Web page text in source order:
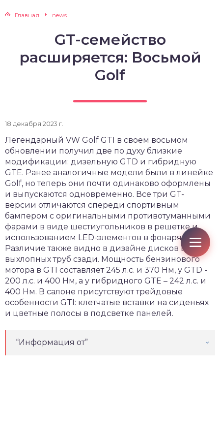
Главная news
GT-семейство
расширяется: Восьмой
Golf
18 декабря 2023 г.
Легендарный VW Golf GTI в своем восьмом
обновлении получил две по духу близкие
модификации: дизельную GTD и гибридную
GTE. Ранее аналогичные модели были в линейке
Golf, но теперь они почти одинаково оформлены
и выпускаются одновременно. Все три GT-
версии отличаются спереди спортивным
бампером с оригинальными противотуманными
фарами в виде шестиугольников в решетке и
использованием LED-элементов в фонарях.
Различие также видно в дизайне дисков и
выхлопных труб сзади. Мощность бензинового
мотора в GTI составляет 245 л.с. и 370 Нм, у GTD -
200 л.с. и 400 Нм, а у гибридного GTE – 242 л.с. и
400 Нм. В салоне присутствуют трейдовые
особенности GTI: клетчатые вставки на сиденьях
и цветные полосы в подсветке панелей.
“Информация от”